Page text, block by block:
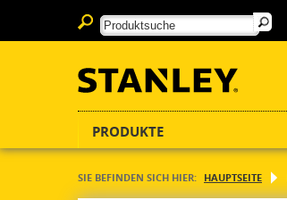
PRODUKTE
SIE BEFINDEN SICH HIER: HAUPTSEITE